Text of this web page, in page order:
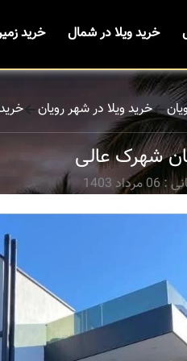
خرید ویلا در شمال خرید
خرید ویلا در شهر رویان
شهرک عالی
1403